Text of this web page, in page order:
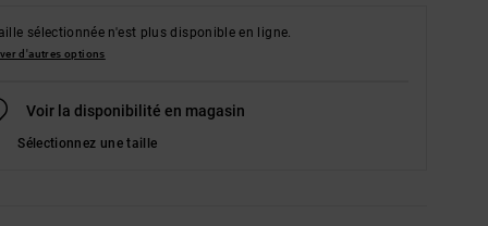
sélectionnée n'est plus disponible en ligne.
d'autres options
Voir la disponibilité en magasin
Sélectionnez une taille